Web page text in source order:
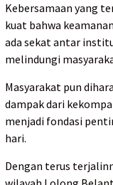
Kebersamaan yang
kuat bahwa
ada sekat antar
melindungi
Masyarakat pun
dampak dari
menjadi fondasi
hari.
Dengan terus